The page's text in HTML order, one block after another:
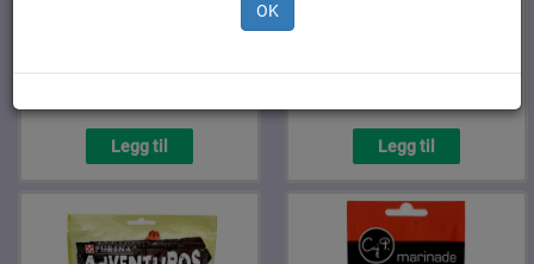
Legg til Legg til
OK